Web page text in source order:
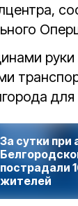
руки
для
За сутки при
пострадали
жителей